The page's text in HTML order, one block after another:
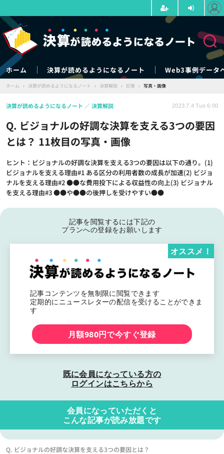
ホーム 決算が読めるようになるノート Web3事例データ
ホーム › 決算が読めるようになるノート › 決算解説 › 記事 › 写真・画像
Q. ビジョナルの好調な決算を支える3つの要因
とは？ 11枚目の写真・画像
ヒント：ビジョナルの好調な決算を支える3つの要因は以下の通り。(1)
ビジョナルを支える理由#1 ある区分の利用者数の成長が加速(2) ビジョ
ナルを支える理由#2 ●●な費用投下による収益性の向上(3) ビジョナル
を支える理由#3 ●●や●●の後押しを受けやすい●●
決算が読めるようになるノート 決算解説 2023.7.4 Tue 6:00
記事を閲覧するには下記の
プランへの登録をお願いします
記事コンテンツを無制限に閲覧できます
定期的にニュースレターの配信を受けることができま
す
オススメ！
月額980円で今すぐ登録
既に会員になっている方の
ログインはこちらから
会員になっていただくと
こんな記事が読み放題です
Q. ビジョナルの好調な決算を支える3つの要因とは？